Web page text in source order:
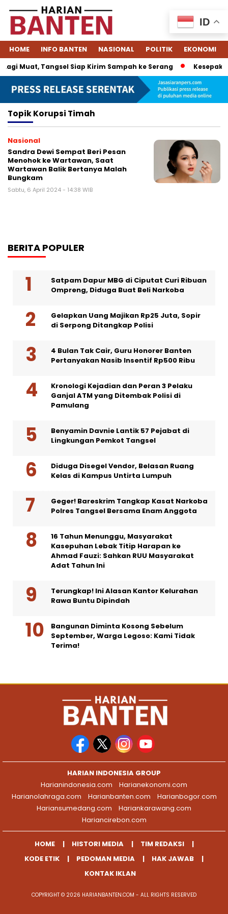
HOME INFO BANTEN NASIONAL POLITIK EKONOMI
Muat, Tangsel Siap Kirim Sampah ke Serang
TopikKorupsi Timah
Nasional
Sandra Dewi Sempat Beri Pesan
Menohok ke Wartawan, Saat
Wartawan Balik Bertanya Malah
Bungkam
Sabtu, 6 April 2024 - 14:38 WIB
BERITA POPULER
Satpam Dapur MBG di Ciputat Curi Ribuan
Ompreng, Diduga Buat Beli Narkoba
Gelapkan Uang Majikan Rp25 Juta, Sopir
di Serpong Ditangkap Polisi
4 Bulan Tak Cair, Guru Honorer Banten
Pertanyakan Nasib Insentif Rp500 Ribu
Kronologi Kejadian dan Peran 3 Pelaku
Ganjal ATM yang Ditembak Polisi di
Pamulang
Benyamin Davnie Lantik 57 Pejabat di
Lingkungan Pemkot Tangsel
Diduga Disegel Vendor, Belasan Ruang
Kelas di Kampus Untirta Lumpuh
Geger! Bareskrim Tangkap Kasat Narkoba
Polres Tangsel Bersama Enam Anggota
16 Tahun Menunggu, Masyarakat
Kasepuhan Lebak Titip Harapan ke
Ahmad Fauzi: Sahkan RUU Masyarakat
Adat Tahun Ini
Terungkap! Ini Alasan Kantor Kelurahan
Rawa Buntu Dipindah
Bangunan Diminta Kosong Sebelum
September, Warga Legoso: Kami Tidak
Terima!
ID
HARIAN INDONESIA GROUP
Harianindonesia.com
Harianekonomi.com
Harianolahraga.com
Harianbanten.com
Harianbogor.com
Hariansumedang.com
Hariankarawang.com
Hariancirebon.com
HOME HISTORI MEDIA
TIM REDAKSI
KODE ETIK
PEDOMAN MEDIA
HAK JAWAB
KONTAK IKLAN
COPYRIGHT © 2026 HARIANBANTEN.COM - ALL RIGHTS RESERVED